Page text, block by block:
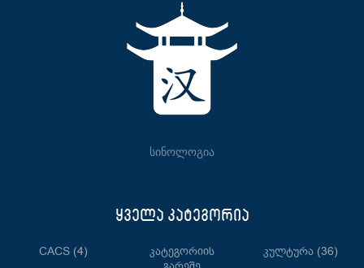
სინოლოგია
ყველა კატეგორია
CACS (4)
Კატეგორიის
Კულტურა (36)